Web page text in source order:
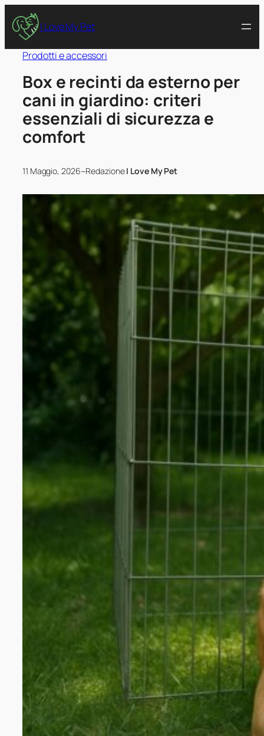
I Love My Pet
Prodotti e accessori
Box e recinti da esterno per
cani in giardino: criteri
essenziali di sicurezza e
comfort
11 Maggio, 2026–RedazioneI Love My Pet